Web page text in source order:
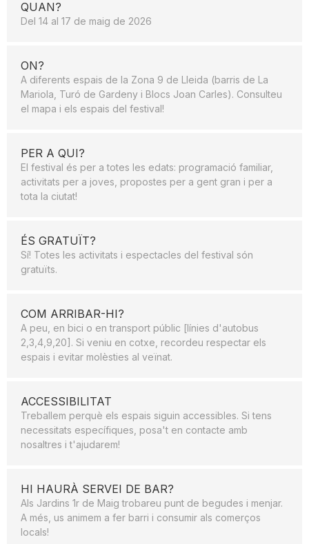
QUAN?
Del 14 al 17 de maig de 2026
ON?
A diferents espais de la Zona 9 de Lleida (barris de La
Mariola, Turó de Gardeny i Blocs Joan Carles). Consulteu
el mapa i els espais del festival!
PER A QUI?
El festival és per a totes les edats: programació familiar,
activitats per a joves, propostes per a gent gran i per a
tota la ciutat!
ÉS GRATUÏT?
Sí! Totes les activitats i espectacles del festival són
gratuïts.
COM ARRIBAR-HI?
A peu, en bici o en transport públic [línies d'autobus
2,3,4,9,20]. Si veniu en cotxe, recordeu respectar els
espais i evitar molèsties al veïnat.
ACCESSIBILITAT
Treballem perquè els espais siguin accessibles. Si tens
necessitats específiques, posa't en contacte amb
nosaltres i t'ajudarem!
HI HAURÀ SERVEI DE BAR?
Als Jardins 1r de Maig trobareu punt de begudes i menjar.
A més, us animem a fer barri i consumir als comerços
locals!